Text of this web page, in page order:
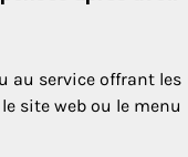
au service offrant les
site web ou le menu